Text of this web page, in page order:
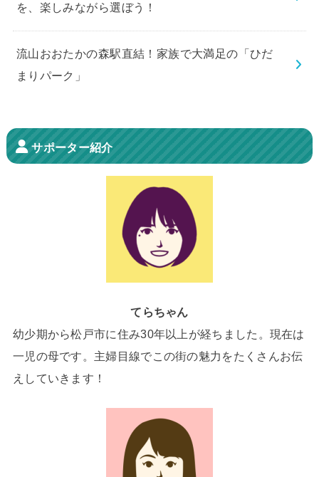
を、楽しみながら選ぼう！
流山おおたかの森駅直結！家族で大満足の「ひだ
まりパーク」
サポーター紹介
てらちゃん
幼少期から松戸市に住み30年以上が経ちました。現在は
一児の母です。主婦目線でこの街の魅力をたくさんお伝
えしていきます！